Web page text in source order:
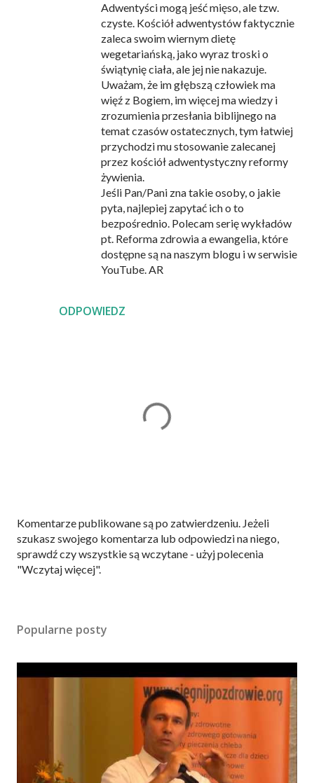
ODPOWIEDZ
Adwentyści mogą jeść mięso, ale tzw.
czyste. Kościół adwentystów faktycznie
zaleca swoim wiernym dietę
wegetariańską, jako wyraz troski o
świątynię ciała, ale jej nie nakazuje.
Uważam, że im głębszą człowiek ma
więź z Bogiem, im więcej ma wiedzy i
zrozumienia przesłania biblijnego na
temat czasów ostatecznych, tym łatwiej
przychodzi mu stosowanie zalecanej
przez kościół adwentystyczny reformy
żywienia.
Jeśli Pan/Pani zna takie osoby, o jakie
pyta, najlepiej zapytać ich o to
bezpośrednio. Polecam serię wykładów
pt. Reforma zdrowia a ewangelia, które
dostępne są na naszym blogu i w serwisie
YouTube. AR
P
r
z
e
j
o
m
Komentarze publikowane są po zatwierdzeniu. Jeżeli
szukasz swojego komentarza lub odpowiedzi na niego,
sprawdź czy wszystkie są wczytane - użyj polecenia
"Wczytaj więcej".
Popularne posty